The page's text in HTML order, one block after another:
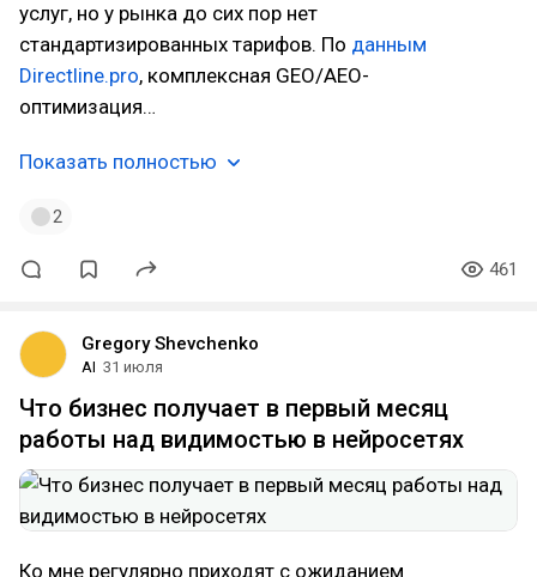
услуг, но у рынка до сих пор нет
стандартизированных тарифов. По данным
Directline.pro, комплексная GEO/AEO-
оптимизация…
Показать полностью
2
461
Gregory Shevchenko
AI 31 июля
Что бизнес получает в первый месяц
работы над видимостью в нейросетях
Ко мне регулярно приходят с ожиданием